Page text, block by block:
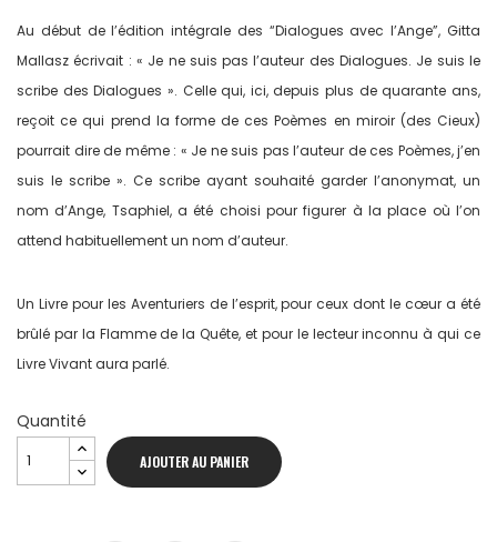
Au début de l’édition intégrale des “Dialogues avec l’Ange”, Gitta
Mallasz écrivait : « Je ne suis pas l’auteur des Dialogues. Je suis le
scribe des Dialogues ». Celle qui, ici, depuis plus de quarante ans,
reçoit ce qui prend la forme de ces Poèmes en miroir (des Cieux)
pourrait dire de même : « Je ne suis pas l’auteur de ces Poèmes, j’en
suis le scribe ». Ce scribe ayant souhaité garder l’anonymat, un
nom d’Ange, Tsaphiel, a été choisi pour figurer à la place où l’on
attend habituellement un nom d’auteur.
Un Livre pour les Aventuriers de l’esprit, pour ceux dont le cœur a été
brûlé par la Flamme de la Quête, et pour le lecteur inconnu à qui ce
Livre Vivant aura parlé.
Quantité
AJOUTER AU PANIER